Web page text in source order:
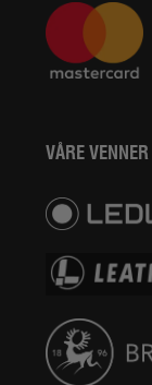
VÅRE VENNER